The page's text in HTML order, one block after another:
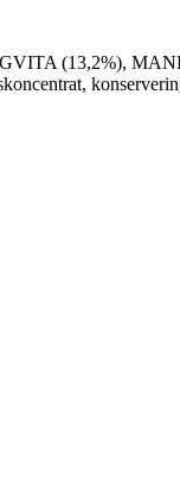
(13,2%),